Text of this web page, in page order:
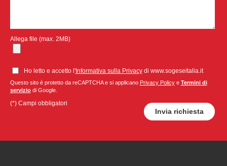
Allega file (max. 2MB)
Ho letto e accetto l'Informativa sulla Privacydi www.sogeseitalia.it
Questo sito è protetto da reCAPTCHA e si applicano Privacy Policye Termini di
serviziodi Google.
(*) Campi obbligatori